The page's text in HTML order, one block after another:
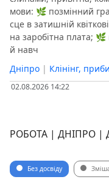
мови: 🌿 позмінний
сце в затишній
на заробітна плата;
й навч
Дніпро | Клінінг,
02.08.2026 14:22
РОБОТА | ДНІПРО |
Без досвіду